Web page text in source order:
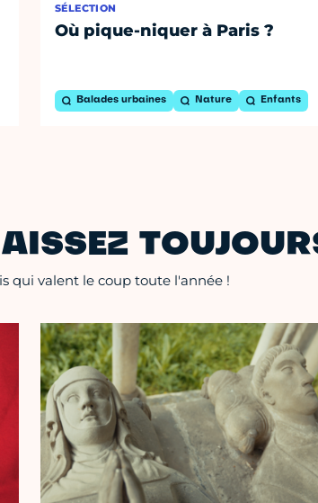
SÉLECTION
Où pique-niquer à Paris ?
Balades urbaines Nature Enfants
qui valent le coup toute l'année !